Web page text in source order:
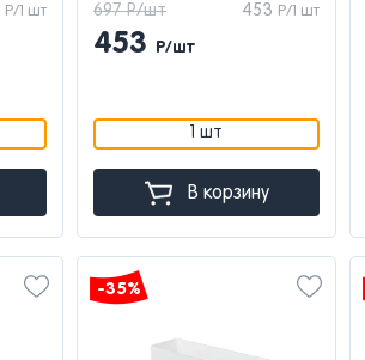
Р/1 шт 453 Р/1 шт
697 Р/шт
453 Р/шт
1 шт
В корзину
-35%